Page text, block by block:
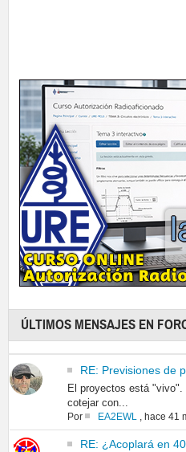
ÚLTIMOS MENSAJES EN
RE: Previsiones de
El proyectos está
cotejar con...
Por EA2EWL, hace 41
RE: ¿Acoplará en